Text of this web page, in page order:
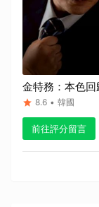
金特務：本色回
8.6 • 韓國
前往評分留言